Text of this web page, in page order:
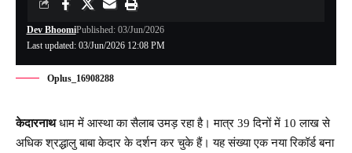
Last updated: 03/Jun/2026 12:08 PM
Dev BhoomiPublished: 03/Jun/2026
Oplus_16908288
केदारनाथधाम में आस्था का सैलाब उमड़ रहा है। मात्र 39 दिनों में 10 लाख से
अधिक श्रद्धालु बाबा केदार के दर्शन कर चुके हैं। यह संख्या एक नया रिकॉर्ड बना